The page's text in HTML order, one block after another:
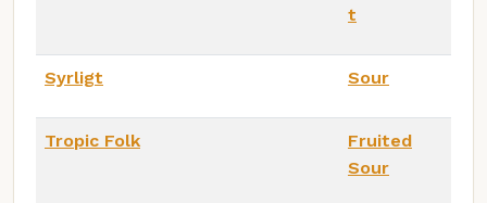
t
Syrligt Sour
Tropic Folk
Fruited
Sour